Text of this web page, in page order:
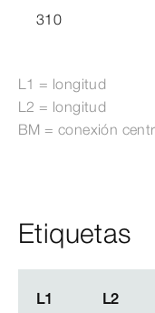
310
L1 = longitud
L2 = longitud
BM = conexión
Etiquetas
L1 L2
L1 L2